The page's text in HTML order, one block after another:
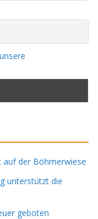
auf der Böhmerwiese
unterstützt die
geboten